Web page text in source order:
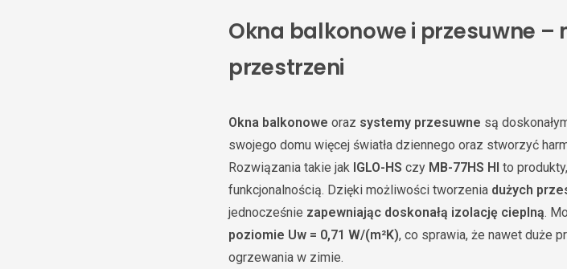
Okna balkonowe i przesuwne –
przestrzeni
Okna balkonowe oraz systemy przesuwne są
swojego domu więcej światła dziennego oraz stworzyć
Rozwiązania takie jak IGLO-HS czy MB-77HS HI to
funkcjonalnością. Dzięki możliwości tworzenia dużych
jednocześnie zapewniając doskonałą izolację cieplną.
poziomie Uw = 0,71 W/(m²K), co sprawia, że nawet duże
ogrzewania w zimie.